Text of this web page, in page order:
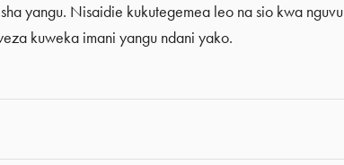
yangu. Nisaidie kukutegemea leo na sio kwa nguvu
kuweka imani yangu ndani yako.